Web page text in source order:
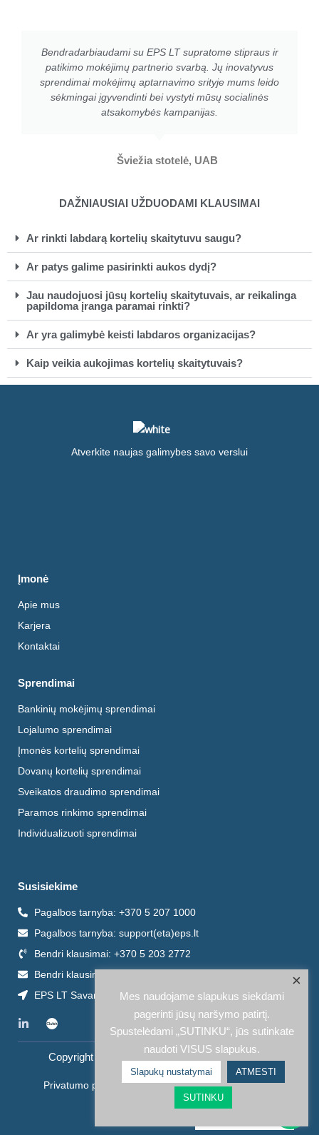
Bendradarbiaudami su EPS LT supratome stipraus ir
patikimo mokėjimų partnerio svarbą. Jų inovatyvus
sprendimai mokėjimų aptarnavimo srityje mums leido
sėkmingai įgyvendinti bei vystyti mūsų socialinės
atsakomybės kampanijas.
Šviežia stotelė, UAB
DAŽNIAUSIAI UŽDUODAMI KLAUSIMAI
Ar rinkti labdarą kortelių skaitytuvu saugu?
Ar patys galime pasirinkti aukos dydį?
Jau naudojuosi jūsų kortelių skaitytuvais, ar reikalinga
papildoma įranga paramai rinkti?
Ar yra galimybė keisti labdaros organizacijas?
Kaip veikia aukojimas kortelių skaitytuvais?
Atverkite naujas galimybes savo verslui
Įmonė
Apie mus
Karjera
Kontaktai
Sprendimai
Bankinių mokėjimų sprendimai
Lojalumo sprendimai
Įmonės kortelių sprendimai
Dovanų kortelių sprendimai
Sveikatos draudimo sprendimai
Paramos rinkimo sprendimai
Individualizuoti sprendimai
Susisiekime
Pagalbos tarnyba: +370 5 207 1000
Pagalbos tarnyba: support(eta)eps.lt
Bendri klausimai: +370 5 203 2772
Bendri klausimai: info@eps.lt
EPS LT Savanorių pr. 123A, Vilnius
Linkedin-
Copyright © 2026 EPS LT | Powered by EPS LT
Privatumo politikaSlapukų politikaSkaitytuvas - kasa
Mes naudojame slapukus siekdami
pagerinti jūsų naršymo patirtį.
Spustelėdami „SUTINKU“, jūs sutinkate
naudoti VISUS slapukus.
Slapukų nustatymai ATMESTI
SUTINKU
×